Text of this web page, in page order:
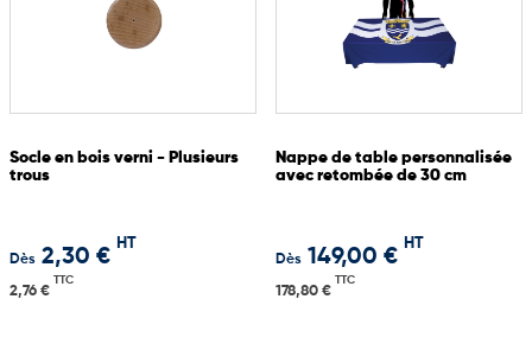
Socle en bois verni - Plusieurs
trous
Dès 2,30 €
HT
2,76 €
TTC
Nappe de table personnalisée
avec retombée de 30 cm
Dès 149,00 €
HT
178,80 €
TTC